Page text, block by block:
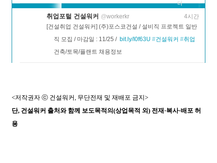
더
보기
취업포털 건설워커 @workerkr
4시간
[건설취업 건설워커] (주)포스코건설 / 설비직 프로젝트 일반
직 모집 / 마감일 : 11/25 / bit.ly/I0f63U #건설워커 #취업
건축/토목/플랜트 채용정보
<저작권자 ⓒ 건설워커, 무단전재 및 재배포 금지>
단, 건설워커 출처와 함께 보도목적의(상업목적 외) 전재·복사·배포 허
용